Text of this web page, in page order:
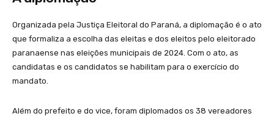
Organizada pela Justiça Eleitoral do Paraná, a diplomação é o ato
que formaliza a escolha das eleitas e dos eleitos pelo eleitorado
paranaense nas eleições municipais de 2024. Com o ato, as
candidatas e os candidatos se habilitam para o exercício do
mandato.
Além do prefeito e do vice, foram diplomados os 38 vereadores